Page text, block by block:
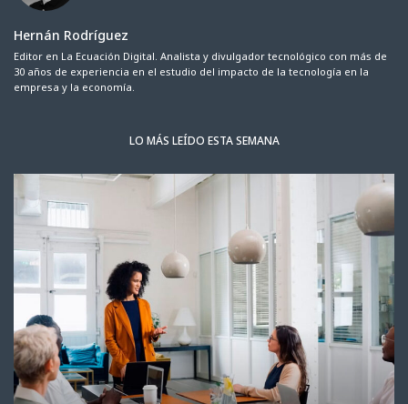
Hernán Rodríguez
Editor en La Ecuación Digital. Analista y divulgador tecnológico con más de
30 años de experiencia en el estudio del impacto de la tecnología en la
empresa y la economía.
LO MÁS LEÍDO ESTA SEMANA